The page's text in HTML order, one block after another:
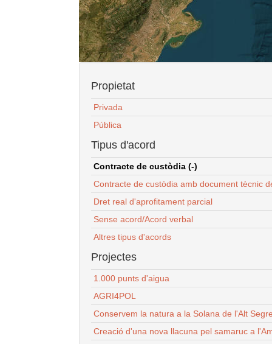
Propietat
Privada
Pública
Tipus d'acord
Contracte de custòdia (-)
Contracte de custòdia amb document tècnic
Dret real d'aprofitament parcial
Sense acord/Acord verbal
Altres tipus d'acords
Projectes
1.000 punts d'aigua
AGRI4POL
Conservem la natura a la Solana de l'Alt
Creació d'una nova llacuna pel samaruc a